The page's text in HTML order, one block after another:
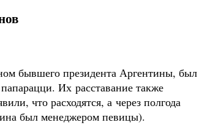
бывшего президента Аргентины, был
Их расставание также
что расходятся, а через полгода
был менеджером певицы).